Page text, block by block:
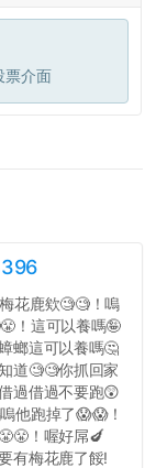
票介面
花鹿欸🧐🧐！嗚
！這可以養嗎🤪
螂這可以養嗎🤔
道🧐🧐你抓回家
過借過不要跑😲
他跑掉了😱😱！
！喔好屌🍆
有梅花鹿了餒!